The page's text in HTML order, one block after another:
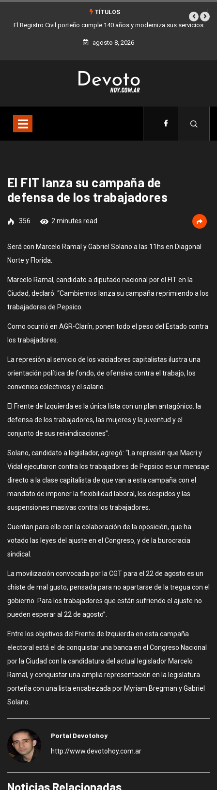
TÍTULOS
El Registro Civil porteño cumple 140 años y moderniza sus servicios
agosto 8, 2026
El FIT lanza su campaña de
defensa de los trabajadores
356 2 minutes read
Será con Marcelo Ramal y Gabriel Solano a las 11hs en Diagonal
Norte y Florida.
Marcelo Ramal, candidato a diputado nacional por el FIT en la
Ciudad, declaró: “Cambiemos lanza su campaña reprimiendo a los
trabajadores de Pepsico.
Como ocurrió en AGR-Clarín, ponen todo el peso del Estado contra
los trabajadores.
La represión al servicio de los vaciadores capitalistas ilustra una
orientación política de fondo, de ofensiva contra el trabajo, los
convenios colectivos y el salario.
El Frente de Izquierda es la única lista con un plan antagónico: la
defensa de los trabajadores, las mujeres y la juventud y el
conjunto de sus reivindicaciones”.
Solano, candidato a legislador, agregó: “La represión que Macri y
Vidal ejecutaron contra los trabajadores de Pepsico es un mensaje
directo a la clase capitalista de que van a esta campaña con el
mandato de imponer la flexibilidad laboral, los despidos y las
suspensiones masivas contra los trabajadores.
Cuentan para ello con la colaboración de la oposición, que ha
votado las leyes del ajuste en el Congreso, y de la burocracia
sindical.
La movilización convocada por la CGT para el 22 de agosto es un
chiste de mal gusto, pensada para no apartarse de la tregua con el
gobierno. Para los trabajadores que están sufriendo el ajuste no
pueden esperar al 22 de agosto”.
Entre los objetivos del Frente de Izquierda en esta campaña
electoral está el de conquistar una banca en el Congreso Nacional
por la Ciudad con la candidatura del actual legislador Marcelo
Ramal, y conquistar una amplia representación en la legislatura
porteña con una lista encabezada por Myriam Bregman y Gabriel
Solano.
Portal Devotohoy
http://www.devotohoy.com.ar
Noticias Relacionadas